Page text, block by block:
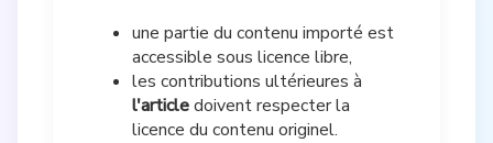
une partie du contenu importé est
accessible sous licence libre,
les contributions ultérieures à
l'articledoivent respecter la
licence du contenu originel.